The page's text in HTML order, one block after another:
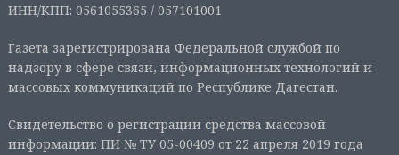
ИНН/КПП: 0561055365 / 057101001
Газета зарегистрирована Федеральной службой по
надзору в сфере связи, информационных технологий и
массовых коммуникаций по Республике Дагестан.
Свидетельство о регистрации средства массовой
информации: ПИ № ТУ 05-00409 от 22 апреля 2019 года